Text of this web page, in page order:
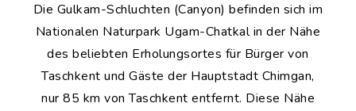
Die Gulkam-Schluchten (Canyon) befinden sich im
Nationalen Naturpark Ugam-Chatkal in der Nähe
des beliebten Erholungsortes für Bürger von
Taschkent und Gäste der Hauptstadt Chimgan,
nur 85 km von Taschkent entfernt. Diese Nähe